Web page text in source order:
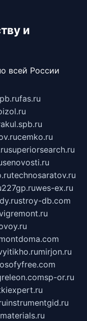
и
всей России
fas.ru
cemko.ru
superiorsearch.ru
senovosti.ru
technosaratov.ru
227gp.ruwes-ex.ru
stroy-db.com
mirjon.ru
sp-or.ru
instrumentgid.ru